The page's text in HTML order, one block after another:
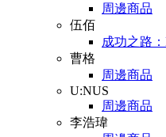
周邊商品
伍佰
成功之路
曹格
周邊商品
U:NUS
周邊商品
李浩瑋